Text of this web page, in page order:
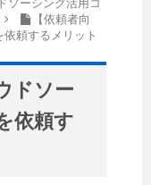
ソーシング活用コ
【依頼者向
頼するメリット
ドソー
依頼す